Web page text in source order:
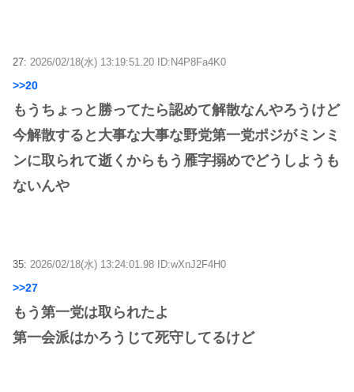
27: 2026/02/18(水) 13:19:51.20 ID:N4P8Fa4K0
>>20
もうちょっと勝ってたら認めて解散なんやろうけど
今解散すると大事な大事な野党第一党ポジがミンミ
ンに取られて逝くからもう雁字搦めでどうしようも
ないんや
35: 2026/02/18(水) 13:24:01.98 ID:wXnJ2F4H0
>>27
もう第一党は取られたよ
第一会派はかろうじて死守してるけど